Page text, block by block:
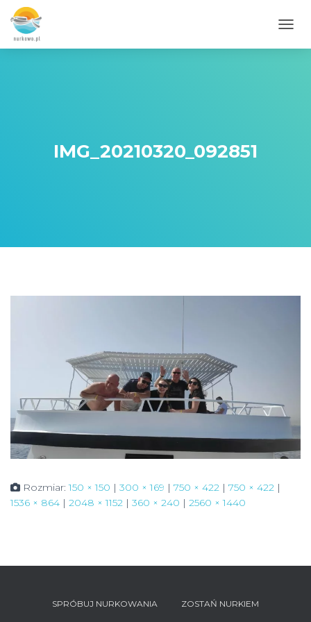
IMG_20210320_092851
Rozmiar:150 × 150 | 300 × 169 | 750 × 422 | 750 × 422 |
1536 × 864 | 2048 × 1152 | 360 × 240 | 2560 × 1440
SPRÓBUJ NURKOWANIA ZOSTAŃ NURKIEM